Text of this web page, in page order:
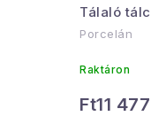
Tálaló
Porcelán
Raktáron
Ft11 477